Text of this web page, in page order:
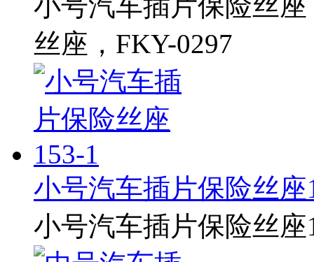
丝座，FKY-0297
小号汽车插片保险丝座
小号汽车插片保险丝座